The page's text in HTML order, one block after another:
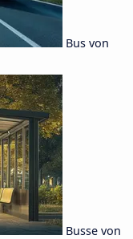
Bus von
Busse von